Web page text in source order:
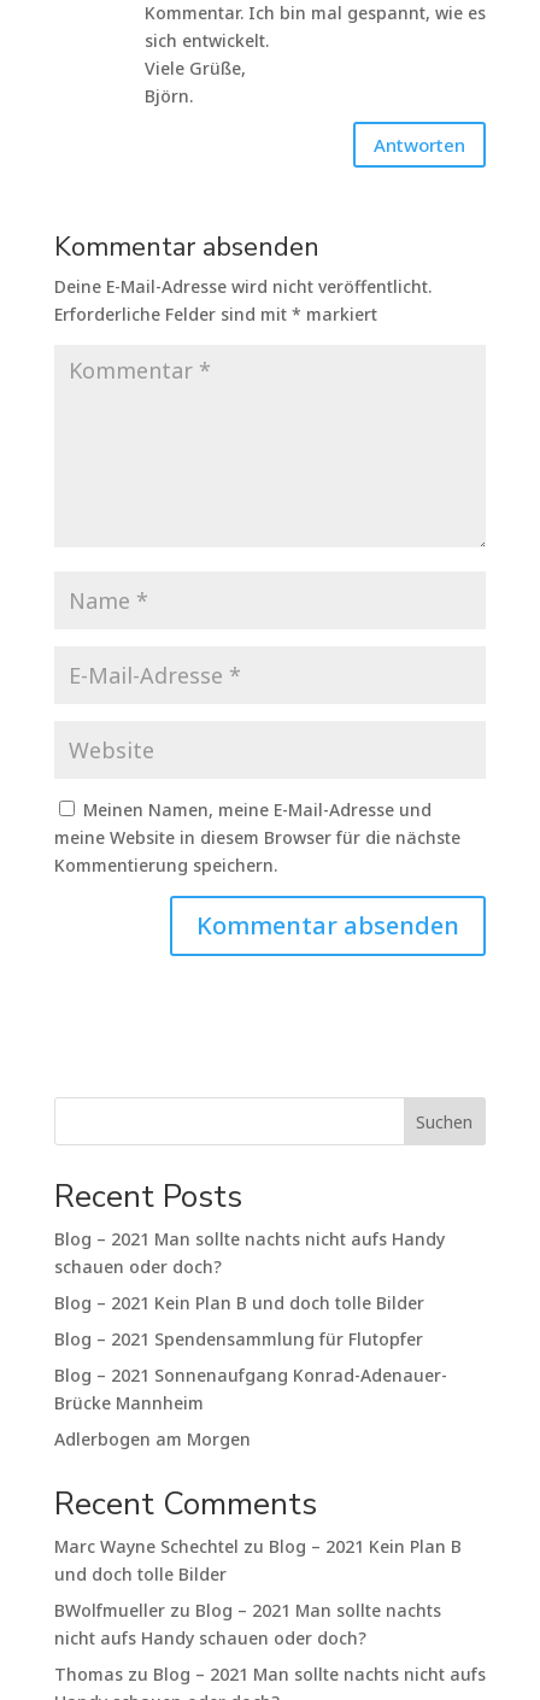
Kommentar. Ich bin mal gespannt, wie es
sich entwickelt.
Viele Grüße,
Björn.
Antworten
Kommentar absenden
Deine E-Mail-Adresse wird nicht veröffentlicht.
Erforderliche Felder sind mit * markiert
Meinen Namen, meine E-Mail-Adresse und
meine Website in diesem Browser für die nächste
Kommentierung speichern.
Suchen
Recent Posts
Blog – 2021 Man sollte nachts nicht aufs Handy
schauen oder doch?
Blog – 2021 Kein Plan B und doch tolle Bilder
Blog – 2021 Spendensammlung für Flutopfer
Blog – 2021 Sonnenaufgang Konrad-Adenauer-
Brücke Mannheim
Adlerbogen am Morgen
Recent Comments
Marc Wayne Schechtel zu Blog – 2021 Kein Plan B
und doch tolle Bilder
BWolfmuellerzu Blog – 2021 Man sollte nachts
nicht aufs Handy schauen oder doch?
Thomaszu Blog – 2021 Man sollte nachts nicht aufs